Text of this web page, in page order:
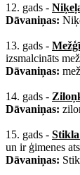
12. gads -
Dāvaniņas:
13. gads -
izsmalcināts
Dāvaniņas:
14. gads -
Dāvaniņas:
15. gads -
un ir ģimenes
Dāvaniņas: